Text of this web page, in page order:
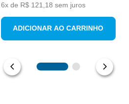
6x de R$ 121 18 sem juros
ADICIONAR AO CARRINHO